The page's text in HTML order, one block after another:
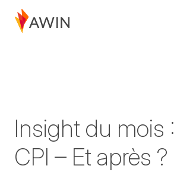
Insight du mois :
CPI – Et après ?